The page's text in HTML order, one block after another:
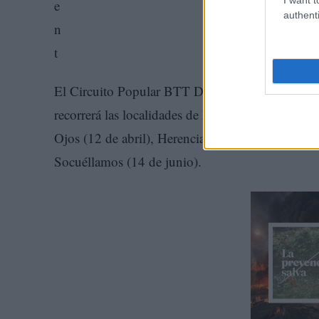
El Circuito Popular BTT Diputación de Ciudad
recorrerá las localidades de Membrilla (15 de
Ojos (12 de abril), Herencia (19 de abril),
Socuéllamos (14 de junio).